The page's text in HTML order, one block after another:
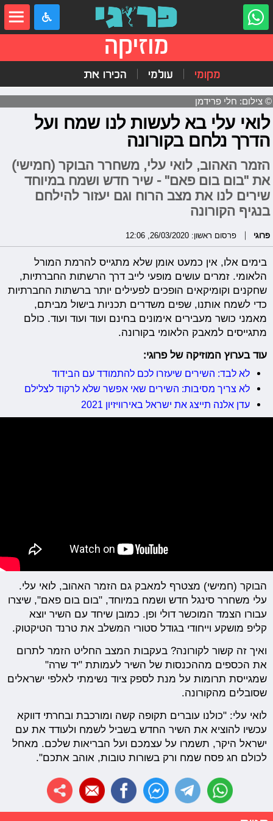
מוזיקה
מקומי עולמי הכירו את
© צילום: חלי פרידמן
לואי עלי בא לעשות לנו שמח ועל
הדרך נלחם בקורונה
הזמר האהוב, לואי עלי, משחרר הבוקר (חמישי)
את "בום בום פאם" - שיר חדש ושמח במיוחד
שירים לנו את מצב הרוח וגם יעזור להילחם
בנגיף הקורונה
פרוגי פרסום ראשון: 26/03/2020, 12:06
בימים אלו, אין כמעט אומן שלא מתגייס להרמת המורל
הלאומי. זמרים עושים מופעי לייב דרך הרשתות החברתיות,
שחקנים וקומיקאים הופכים לפעילים יותר ברשתות החברתיות
כדי לשמח אותנו, שפים משדרים תכניות בישול מביתם,
מאמני כושר מעבירים אימונים בחינם ועוד ועוד ועוד. כולם
מתגייסים למאבק הלאומי בקורונה.
עוד בערוץ המוזיקה של פרוגי:
לא לבד: השירים שיעזרו לכם להתמודד עם הבידוד
לא צריך מסיבות: השירים שאי אפשר שלא לרקוד לצלילם
עדן אלנה תייצג את ישראל באירוויזיון 2021
הבוקר (חמישי) מצטרף למאבק גם הזמר האהוב, לואי עלי.
עלי משחרר סינגל חדש ושמח במיוחד, "בום בום פאם", שיצרו
עבורו הצמד המוכשר דולי ופן. כמובן שיחד עם השיר יוצא
קליפ מושקע וייחודי בגודל סטורי המשלב את טרנד הטיקטוק.
ואיך זה קשור לקורונה? בעקבות המצב החליט הזמר לתרום
את הכספים מההכנסות של השיר לעמותת "יד שרה"
שמגייסת תרומות על מנת לספק ציוד נשימתי לאלפי ישראלים
שסובלים מהקורונה.
לואי עלי: "כולנו עוברים תקופה קשה ומורכבת ובחרתי דווקא
עכשיו להוציא את השיר החדש בשביל לשמח ולעודד את עם
ישראל היקר, תשמרו על עצמכם ועל הבריאות שלכם. מאחל
לכולם חג פסח שמח ורק בשורות טובות, אוהב אתכם".